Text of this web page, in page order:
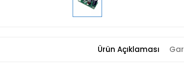
Ürün Açıklaması